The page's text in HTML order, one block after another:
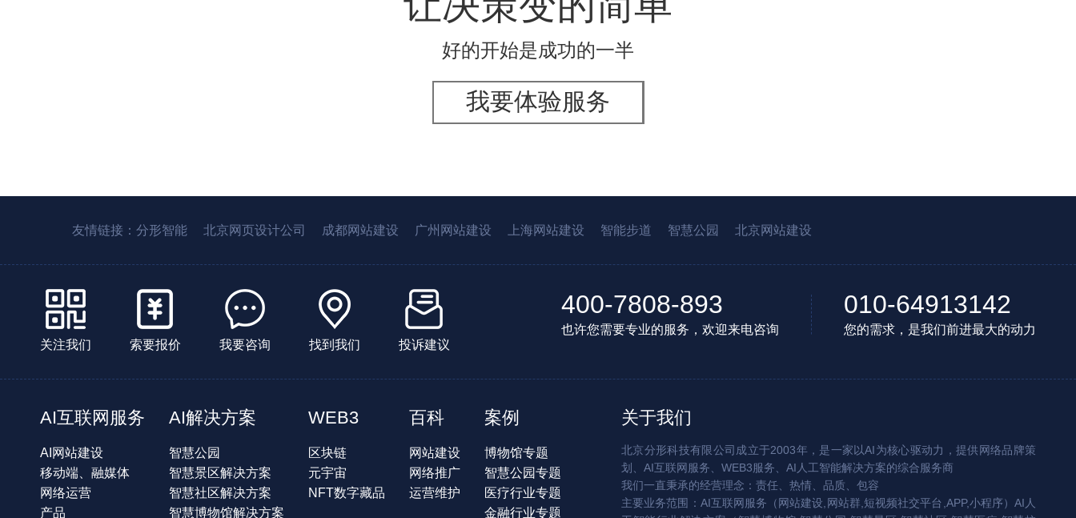
好的开始是成功的一半
我要体验服务
友情链接： 分形智能 北京网页设计公司 成都网站建设 广州网站建设 上海网站建设 智能步道 智慧公园 北京网站建设
关注我们 索要报价 我要咨询 找到我们 投诉建议
400-7808-893
也许您需要专业的服务，欢迎来电咨询
010-64913142
您的需求，是我们前进最大的动力
AI互联网服务
AI网站建设
移动端、融媒体
网络运营
产品
AI解决方案
智慧公园
智慧景区解决方案
智慧社区解决方案
智慧博物馆解决方案
WEB3
区块链
元宇宙
NFT数字藏品
百科
网站建设
网络推广
运营维护
案例
博物馆专题
智慧公园专题
医疗行业专题
金融行业专题
关于我们
北京分形科技有限公司成立于2003年，是一家以AI为核心驱动力，提供网络品牌策
划、AI互联网服务、WEB3服务、AI人工智能解决方案的综合服务商
我们一直秉承的经营理念：责任、热情、品质、包容
主要业务范围：AI互联网服务（网站建设,网站群,短视频社交平台,APP,小程序）AI人